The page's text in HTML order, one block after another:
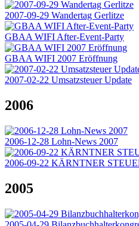
2007-09-29 Wandertag Gerlitze
GBAA WIFI After-Event-Party
GBAA WIFI 2007 Eröffnung
2007-02-22 Umsatzsteuer Update
2006
2006-12-28 Lohn-News 2007
2006-09-22 KÄRNTNER
2005